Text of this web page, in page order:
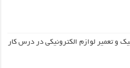
و تعمیر لوازم الکترونیکی در درس کار